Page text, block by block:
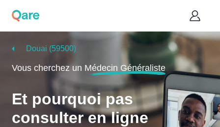
Douai (59500)
Vous cherchez un Médecin Généraliste
Et pourquoi pas
consulter en ligne